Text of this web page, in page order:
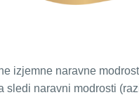
izjemne naravne
sledi naravni modrosti